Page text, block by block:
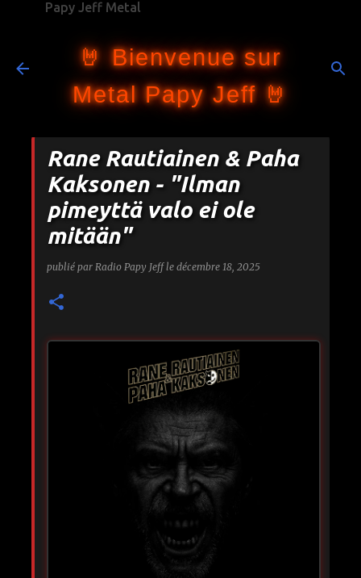
Papy Jeff Metal
🤘 Bienvenue sur
Metal Papy Jeff 🤘
Rane Rautiainen & Paha
Kaksonen - "Ilman
pimeyttä valo ei ole
mitään"
publié par Radio Papy Jeff le décembre 18, 2025